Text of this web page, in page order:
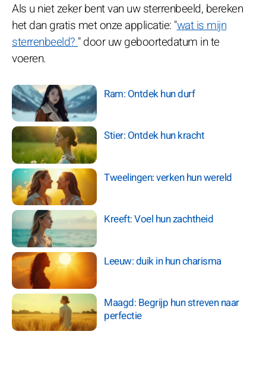
Als u niet zeker bent van uw sterrenbeeld, bereken
het dan gratis met onze applicatie: "wat is mijn
sterrenbeeld?" door uw geboortedatum in te
voeren.
Ram: Ontdek hun durf
Stier: Ontdek hun kracht
Tweelingen: verken hun wereld
Kreeft: Voel hun zachtheid
Leeuw: duik in hun charisma
Maagd: Begrijp hun streven naar
perfectie